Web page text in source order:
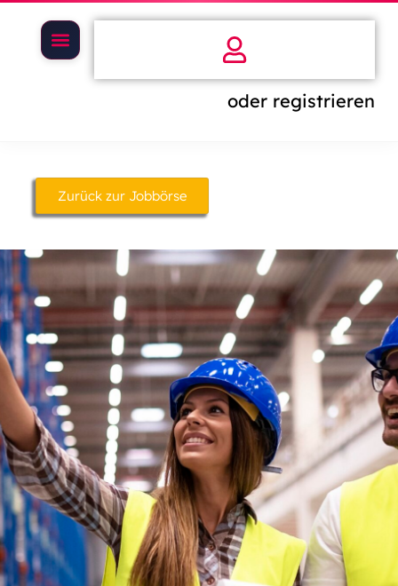
oder registrieren
Zurück zur Jobbörse